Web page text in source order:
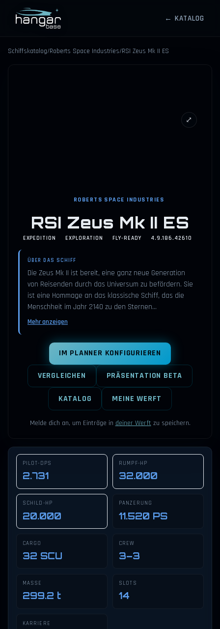
HANGARBASE
← KATALOG
Schiffskatalog/Roberts Space Industries/RSI Zeus Mk II ES
ROBERTS SPACE INDUSTRIES
RSI Zeus Mk II ES
EXPEDITION EXPLORATION FLY-READY 4.9.186.42610
ÜBER DAS SCHIFF
Die Zeus Mk II ist bereit, eine ganz neue Generation
von Reisenden durch das Universum zu befördern. Sie
ist eine Hommage an das klassische Schiff, das die
Menschheit im Jahr 2140 zu den Sternen…
Mehr anzeigen
IM PLANNER KONFIGURIEREN
VERGLEICHEN PRÄSENTATION BETA
KATALOG MEINE WERFT
Melde dich an, um Einträge in deiner Werft zu speichern.
⤢
PILOT-DPS
2.731
RUMPF-HP
32.000
SCHILD-HP
20.000
PANZERUNG
11.520 PS
CARGO
32 SCU
CREW
3–3
MASSE
299.2 t
SLOTS
14
KARRIERE